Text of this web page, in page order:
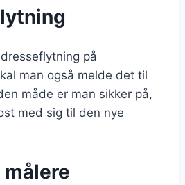
på
man også melde det til
måde er man sikker på,
med sig til den nye